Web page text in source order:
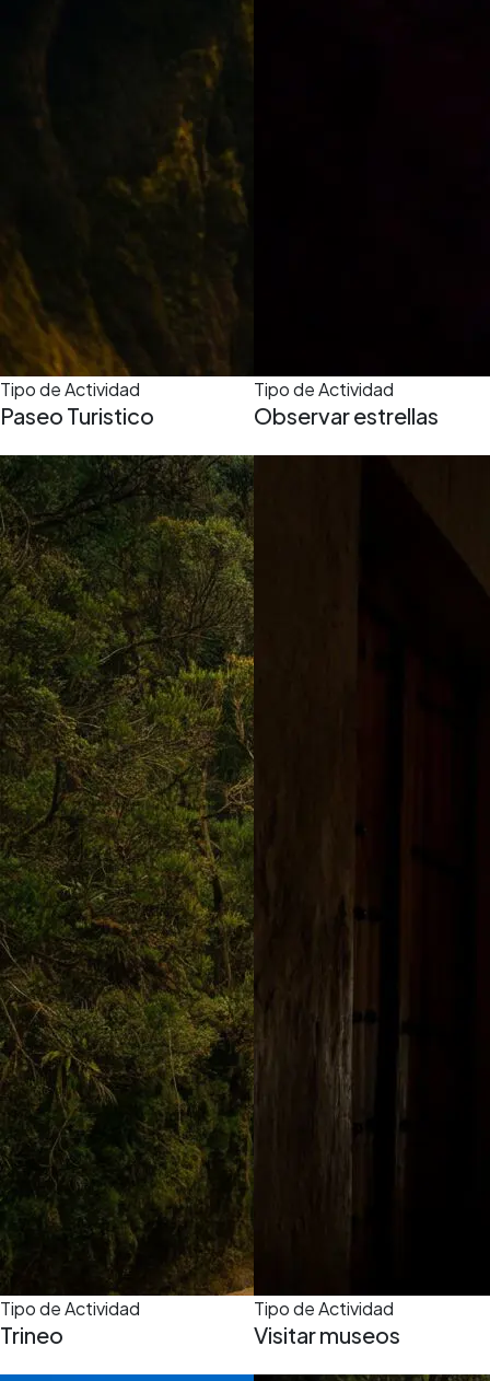
Tipo de Actividad
Paseo Turistico
Tipo de Actividad
Observar estrellas
Tipo de Actividad
Trineo
Tipo de Actividad
Visitar museos